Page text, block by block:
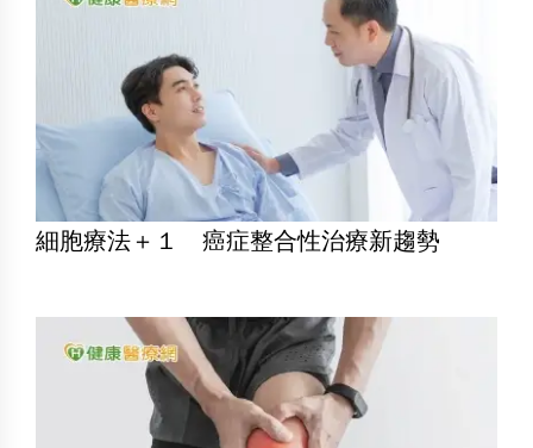
細胞療法＋１ 癌症整合性治療新趨勢